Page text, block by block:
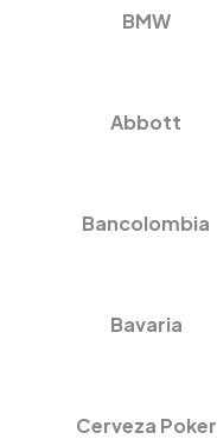
BMW
Abbott
Bancolombia
Bavaria
Cerveza Poker